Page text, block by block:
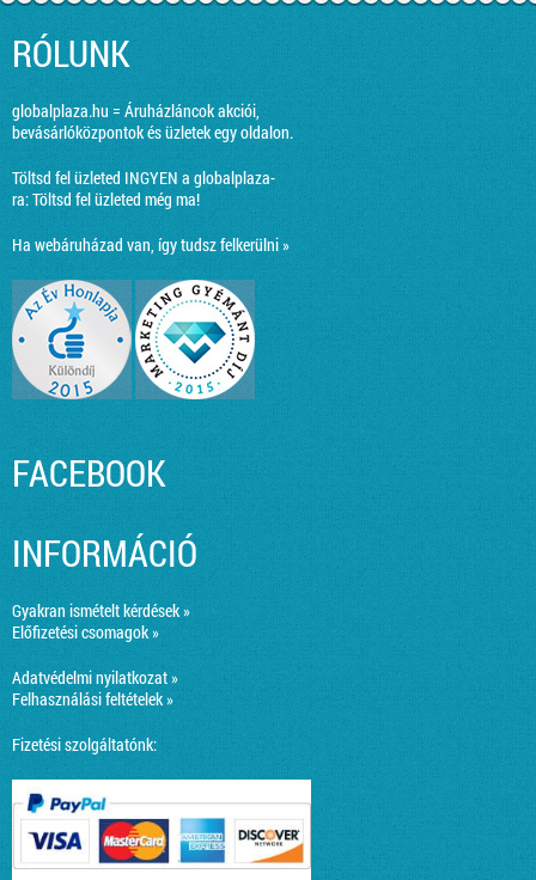
RÓLUNK
globalplaza.hu = Áruházláncok akciói,
bevásárlóközpontok és üzletek egy oldalon.
Töltsd fel üzleted INGYEN a globalplaza-
ra:Töltsd fel üzleted még ma!
Ha webáruházad van, így tudsz felkerülni »
FACEBOOK
INFORMÁCIÓ
Gyakran ismételt kérdések »
Előfizetési csomagok »
Adatvédelmi nyilatkozat »
Felhasználási feltételek »
Fizetési szolgáltatónk: